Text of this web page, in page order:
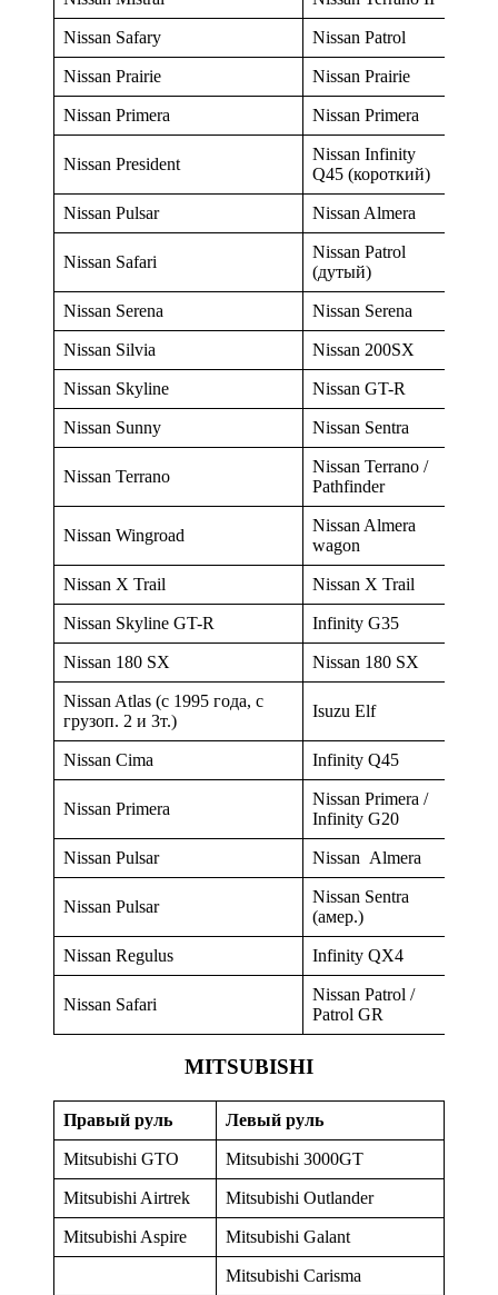
Nissan Safary Nissan Patrol
Nissan Prairie Nissan Prairie
Nissan Primera Nissan Primera
Nissan President
Nissan Infinity
Q45 (короткий)
Nissan Pulsar Nissan Almera
Nissan Safari
Nissan Patrol
(дутый)
Nissan Serena Nissan Serena
Nissan Silvia Nissan 200SX
Nissan Skyline Nissan GT-R
Nissan Sunny Nissan Sentra
Nissan Terrano
Nissan Terrano /
Pathfinder
Nissan Wingroad
Nissan Almera
wagon
Nissan X Trail Nissan X Trail
Nissan Skyline GT-R Infinity G35
Nissan 180 SX Nissan 180 SX
Nissan Atlas (с 1995 года, с
грузоп. 2 и 3т.)
Isuzu Elf
Nissan Cima Infinity Q45
Nissan Primera
Nissan Primera /
Infinity G20
Nissan Pulsar Nissan Almera
Nissan Pulsar
Nissan Sentra
(амер.)
Nissan Regulus Infinity QX4
Nissan Safari
Nissan Patrol /
Patrol GR
MITSUBISHI
Правый руль Левый руль
Mitsubishi GTO Mitsubishi 3000GT
Mitsubishi Airtrek Mitsubishi Outlander
Mitsubishi Aspire Mitsubishi Galant
Mitsubishi Carisma